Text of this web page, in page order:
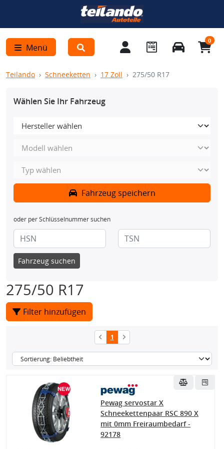
Menü
0
Teilando Schneeketten 17 Zoll 275/50 R17
Wählen Sie Ihr Fahrzeug
Fahrzeug speichern
oder per Schlüsselnummer suchen
Fahrzeug suchen
275/50 R17
Filter hinzufügen
1
Pewag servostar X
Schneekettenpaar RSC 890 X
mit 0mm Freiraumbedarf -
92178